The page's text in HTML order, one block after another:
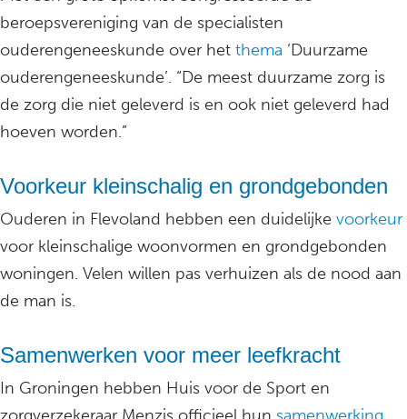
beroepsvereniging van de specialisten
ouderengeneeskunde over het thema ‘Duurzame
ouderengeneeskunde’. “De meest duurzame zorg is
de zorg die niet geleverd is en ook niet geleverd had
hoeven worden.”
Voorkeur kleinschalig en grondgebonden
Ouderen in Flevoland hebben een duidelijke voorkeur
voor kleinschalige woonvormen en grondgebonden
woningen. Velen willen pas verhuizen als de nood aan
de man is.
Samenwerken voor meer leefkracht
In Groningen hebben Huis voor de Sport en